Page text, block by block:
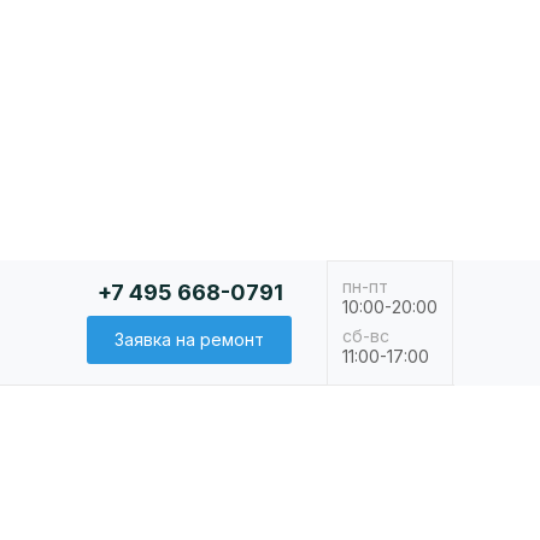
пн-пт
сб-вс
10:00-20:00
11:00-17:00
+7 495 668-0791
Заявка на ремонт